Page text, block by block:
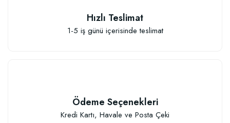
Hızlı Teslimat
1-5 iş günü içerisinde teslimat
Ödeme Seçenekleri
Kredi Kartı, Havale ve Posta Çeki